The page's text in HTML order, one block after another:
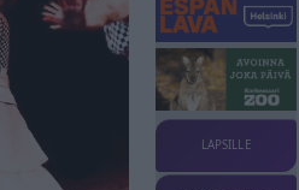
LAPSILLE